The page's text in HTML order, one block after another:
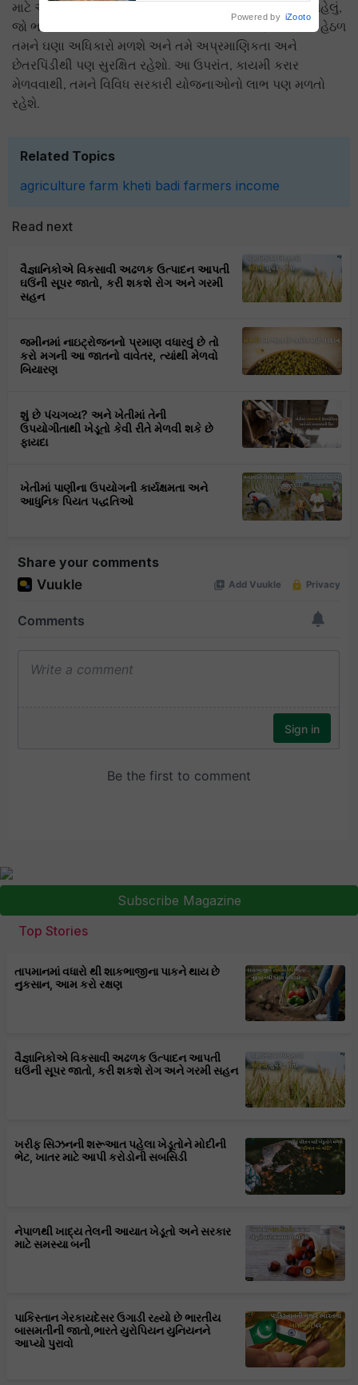
માટે એક મજબૂત કરાર કરવો પડશે. આનાથી બે ફાયદા થશે. પહેલું,
જો ભવિષ્યમાં જમીન માલિક સાથે કોઈ વિવાદ થાય, તો કાયદા હેઠળ
તમને ઘણા અધિકારો મળશે અને તમે અપ્રમાણિકતા અને
છેતરપિંડીથી પણ સુરક્ષિત રહેશો. આ ઉપરાંત, કાયમી કરાર
મેળવવાથી, તમને વિવિધ સરકારી યોજનાઓનો લાભ પણ મળતો
રહેશે.
Related Topics
agriculture farm kheti badi farmers income
Read next
વૈજ્ઞાનિકોએ વિકસાવી અઢળક ઉત્પાદન આપતી
ઘઉંની સૂપર જાતો, કરી શકશે રોગ અને ગરમી
સહન
જમીનમાં નાઇટ્રોજનનો પ્રમાણ વધારવું છે તો
કરો મગની આ જાતનો વાવેતર, ત્યાંથી મેળવો
બિયારણ
શું છે પંચગવ્ય? અને ખેતીમાં તેની
ઉપયોગીતાથી ખેડૂતો કેવી રીતે મેળવી શકે છે
ફાયદા
ખેતીમાં પાણીના ઉપયોગની કાર્યક્ષમતા અને
આધુનિક પિયત પદ્ધતિઓ
Share your comments
Subscribe Magazine
Top Stories
તાપમાનમાં વધારો થી શાકભાજીના પાકને થાય છે
નુકસાન, આમ કરો રક્ષણ
વૈજ્ઞાનિકોએ વિકસાવી અઢળક ઉત્પાદન આપતી
ઘઉંની સૂપર જાતો, કરી શકશે રોગ અને ગરમી સહન
ખરીફ સિઝનની શરૂઆત પહેલા ખેડૂતોને મોદીની
ભેટ, ખાતર માટે આપી કરોડોની સબસિડી
નેપાળથી ખાદ્ય તેલની આયાત ખેડૂતો અને સરકાર
માટે સમસ્યા બની
પાકિસ્તાન ગેરકાયદેસર ઉગાડી રહ્યો છે ભારતીય
બાસમતીની જાતો,ભારતે યુરોપિયન યુનિયનને
આપ્યો પુરાવો
Powered by iZooto